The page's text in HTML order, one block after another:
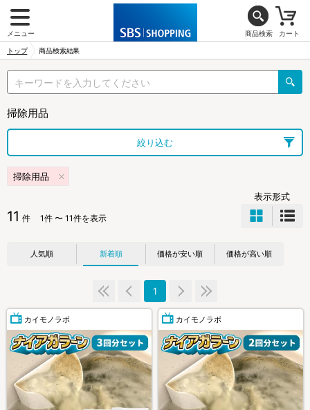
メニュー 商品検索 カート
トップ 商品検索結果
掃除用品
絞り込む
掃除用品
11 件 1件 〜 11件を表示
表示形式
人気順 新着順 価格が安い順 価格が高い順
1
カイモノラボ カイモノラボ